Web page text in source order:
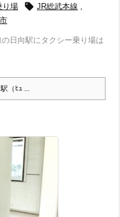
り場  JR総武本線 ,
日向駅にタクシー乗り場は
（ﾋｭ ...